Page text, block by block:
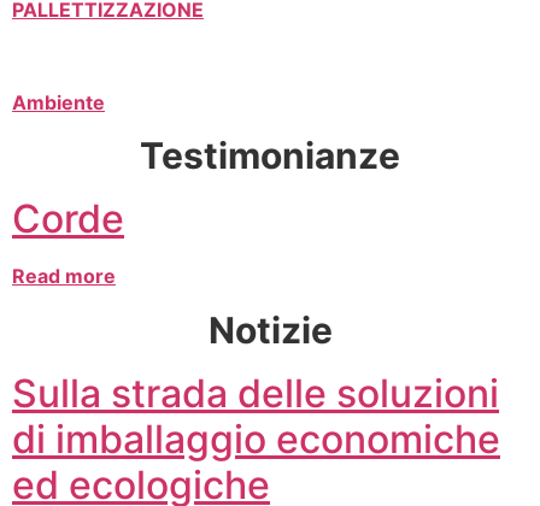
PALLETTIZZAZIONE
Ambiente
Testimonianze
Corde
Read more
Notizie
Sulla strada delle soluzioni
di imballaggio economiche
ed ecologiche